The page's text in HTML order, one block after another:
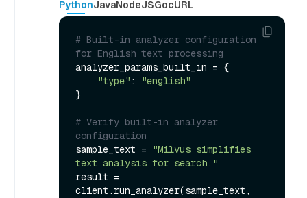
PythonJavaNodeJSGocURL
# Built-in analyzer configuration
for English text processing
analyzer_params_built_in = {
"type" :
"english"
}
# Verify built-in analyzer
configuration
sample_text =
"Milvus simplifies
text analysis for search."
result =
client.run_analyzer(sample_text,